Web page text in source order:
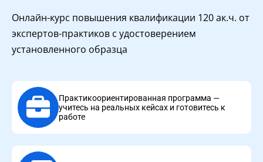
Онлайн-курс повышения квалификации 120 ак.ч. от
экспертов-практиков с удостоверением
установленного образца
Практикоориентированная программа —
учитесь на реальных кейсах и готовитесь к
работе